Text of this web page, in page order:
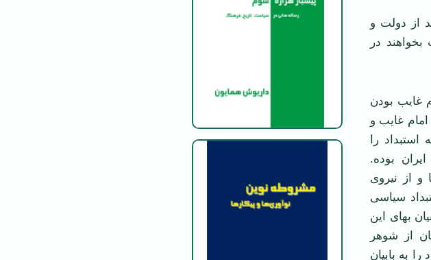
از دولت و
در
غایب بودن
غایب و
را
بوده.
و از نیروی
سیاسی
بهای این
از شوهر
به بابیان